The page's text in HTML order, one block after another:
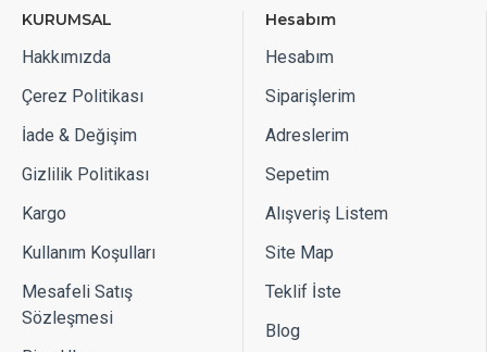
KURUMSAL
Hakkımızda
Çerez Politikası
İade & Değişim
Gizlilik Politikası
Kargo
Kullanım Koşulları
Mesafeli Satış
Sözleşmesi
Hesabım
Hesabım
Siparişlerim
Adreslerim
Sepetim
Alışveriş Listem
Site Map
Teklif İste
Blog